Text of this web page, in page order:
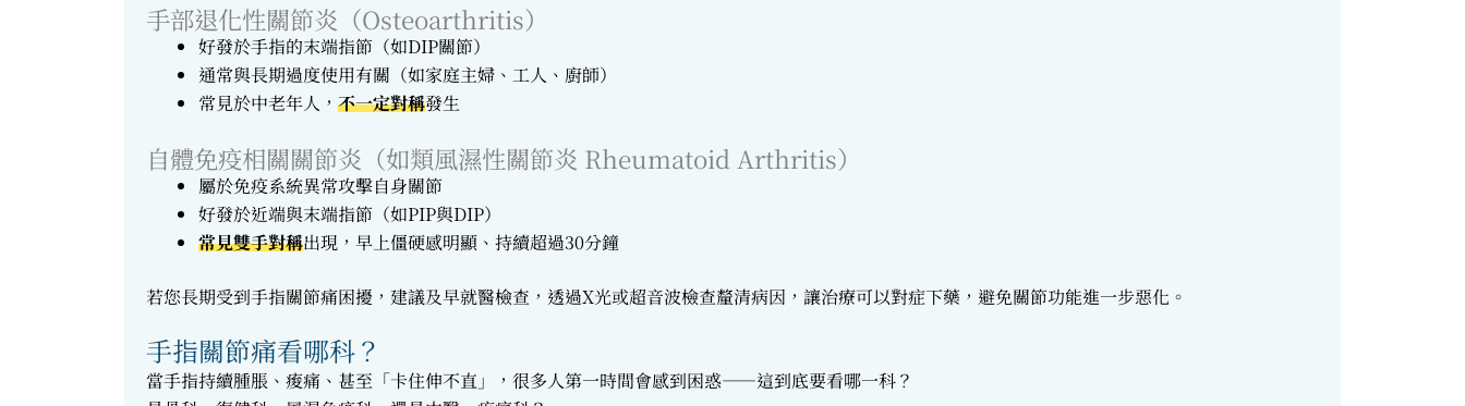
手部退化性關節炎（Osteoarthritis）
好發於手指的末端指節（如DIP關節）
通常與長期過度使用有關（如家庭主婦、工人、廚師）
常見於中老年人， 不一定對稱發生
自體免疫相關關節炎（如類風濕性關節炎 Rheumatoid Arthritis）
屬於免疫系統異常攻擊自身關節
好發於近端與末端指節（如PIP與DIP）
常見雙手對稱出現，早上僵硬感明顯、持續超過30分鐘
若您長期受到手指關節痛困擾，建議及早就醫檢查，透過X光或超音波檢查釐清病因，讓治療可以對症下藥，避免關節功能進一步惡化。
手指關節痛看哪科？
當手指持續腫脹、痠痛、甚至「卡住伸不直」，很多人第一時間會感到困惑——這到底要看哪一科？